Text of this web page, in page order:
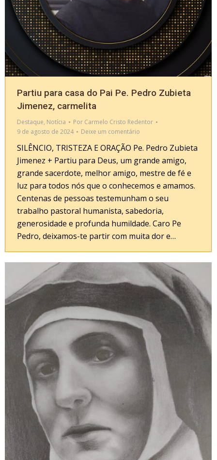
Partiu para casa do Pai Pe. Pedro Zubieta
Jimenez, carmelita
Destaque, Notícia Por Carmelo Cristo Redentor
9 de agosto de 2024
Deixe um comentário
SILÊNCIO, TRISTEZA E ORAÇÃO Pe. Pedro Zubieta
Jimenez + Partiu para Deus, um grande amigo,
grande sacerdote, melhor amigo, mestre de fé e
luz para todos nós que o conhecemos e amamos.
Centenas de pessoas testemunham o seu
trabalho pastoral humanista, sabedoria,
generosidade e profunda humildade. Caro Pe
Pedro, deixamos-te partir com muita dor e…